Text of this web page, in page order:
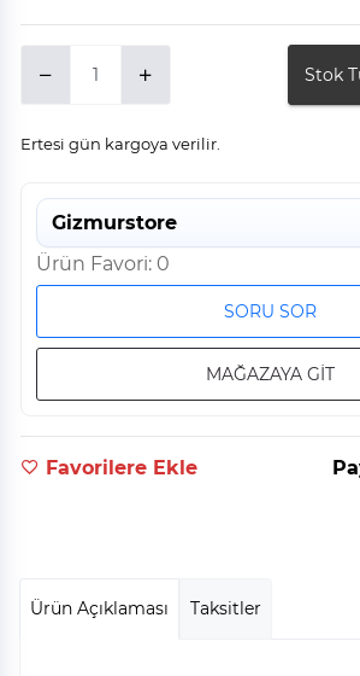
Stok
Ertesi gün kargoya verilir.
Gizmurstore
Ürün Favori: 0
SORU SOR
MAĞAZAYA GİT
Favorilere Ekle
Ürün Açıklaması Taksitler